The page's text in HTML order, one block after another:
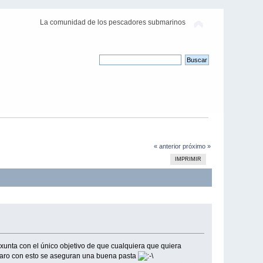
La comunidad de los pescadores submarinos
« anterior próximo »
IMPRIMIR
con el único objetivo de que cualquiera que quiera
con esto se aseguran una buena pasta